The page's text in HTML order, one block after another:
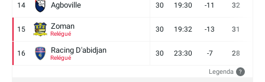
14 Agboville 30 19:30 -11 32
15 Zoman
Relégué
30 19:32 -13 31
16 Racing D'abidjan
Relégué
30 23:30 -7 28
Legenda ?